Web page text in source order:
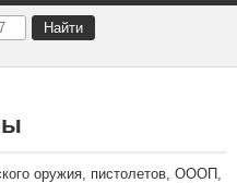
оружия, пистолетов, ОООП,